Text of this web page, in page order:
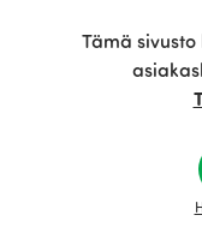
Sukella
Tämä